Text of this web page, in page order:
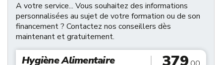
A votre service... Vous souhaitez des informations
personnalisées au sujet de votre formation ou de son
financement ? Contactez nos conseillers dès
maintenant et gratuitement.
Hygiène Alimentaire